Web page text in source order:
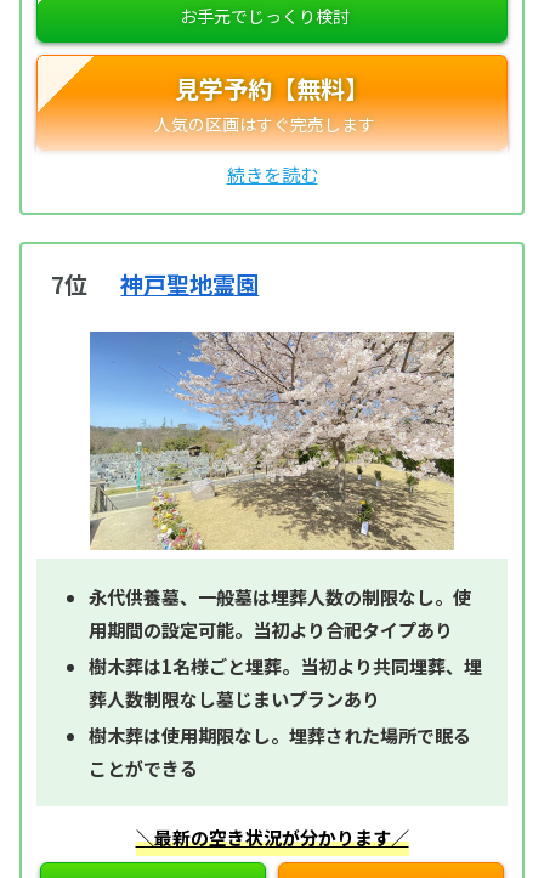
見学予約【無料】
7位 神戸聖地霊園
永代供養墓、一般墓は埋葬人数の制限なし。使
用期間の設定可能。当初より合祀タイプあり
樹木葬は1名様ごと埋葬。当初より共同埋葬、埋
葬人数制限なし墓じまいプランあり
樹木葬は使用期限なし。埋葬された場所で眠る
ことができる
＼最新の空き状況が分かります／